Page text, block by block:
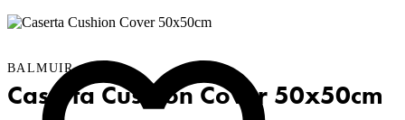
BALMUIR
Caserta Cushion Cover 50x50cm